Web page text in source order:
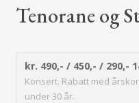
Tenorane og
kr. 490,- / 450,- / 290,-
Konsert. Rabatt med
under 30 år.